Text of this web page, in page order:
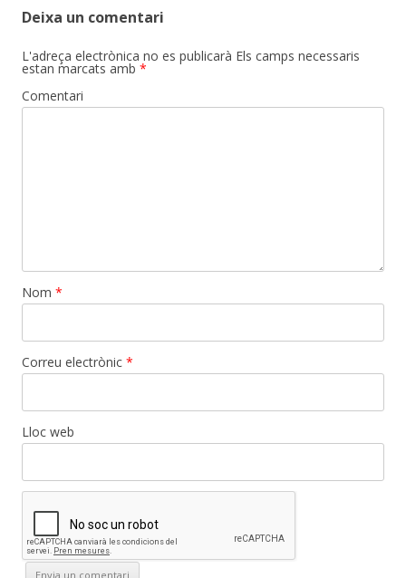
Deixa un comentari
L'adreça electrònica no es publicarà Els camps necessaris
estan marcats amb *
Comentari
Nom *
Correu electrònic *
Lloc web